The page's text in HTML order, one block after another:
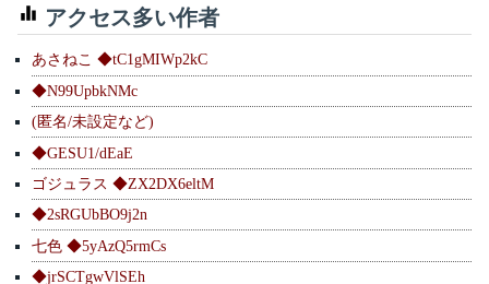
アクセス多い作者
あさねこ ◆tC1gMIWp2kC
◆N99UpbkNMc
(匿名/未設定など)
◆GESU1/dEaE
ゴジュラス ◆ZX2DX6eltM
◆2sRGUbBO9j2n
七色 ◆5yAzQ5rmCs
◆jrSCTgwVlSEh